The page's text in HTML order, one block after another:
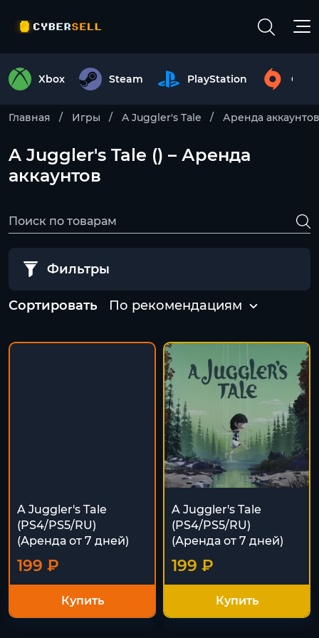
Xbox Steam PlayStation
Главная Игры A Juggler's Tale Аренда аккаунтов
A Juggler's Tale () – Аренда
аккаунтов
Фильтры
Сортировать По рекомендациям
A Juggler's Tale
(PS4/PS5/RU)
(Аренда от 7 дней)
199 ₽
Купить
A Juggler's Tale
(PS4/PS5/RU)
(Аренда от 7 дней)
199 ₽
Купить